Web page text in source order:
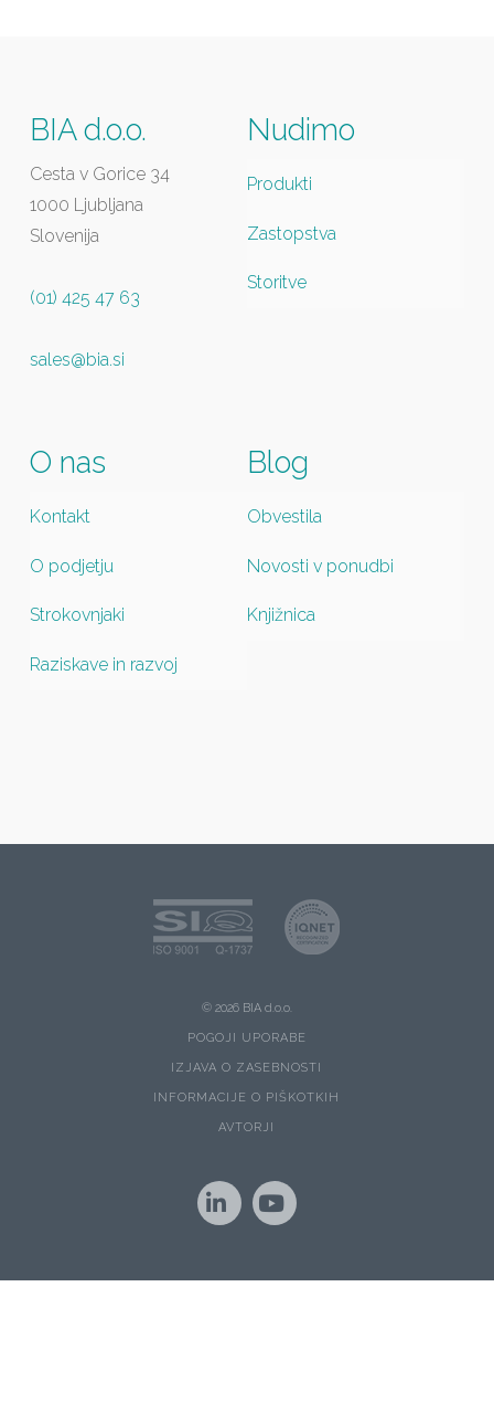
BIA d.o.o.
Cesta v Gorice 34
1000 Ljubljana
Slovenija
(01) 425 47 63
sales@bia.si
Nudimo
Produkti
Zastopstva
Storitve
O nas
Kontakt
O podjetju
Strokovnjaki
Raziskave in razvoj
Blog
Obvestila
Novosti v ponudbi
Knjižnica
© 2026 BIA d.o.o.
POGOJI UPORABE
IZJAVA O ZASEBNOSTI
INFORMACIJE O PIŠKOTKIH
AVTORJI